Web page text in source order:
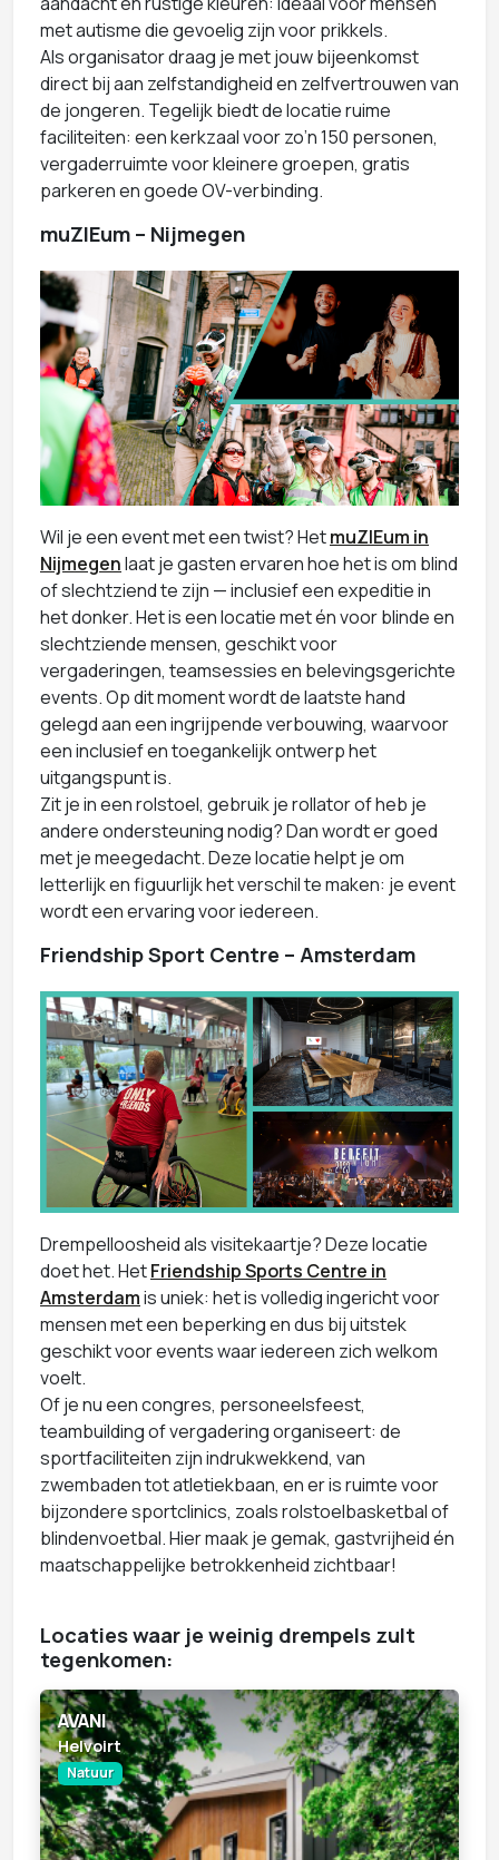
met autisme die gevoelig zijn voor prikkels.
Als organisator draag je met jouw bijeenkomst
direct bij aan zelfstandigheid en zelfvertrouwen van
de jongeren. Tegelijk biedt de locatie ruime
faciliteiten: een kerkzaal voor zo’n 150 personen,
vergaderruimte voor kleinere groepen, gratis
parkeren en goede OV-verbinding.
muZIEum – Nijmegen
Wil je een event met een twist? HetmuZIEum in
Nijmegenlaat je gasten ervaren hoe het is om blind
of slechtziend te zijn — inclusief een expeditie in
het donker. Het is een locatie met én voor blinde en
slechtziende mensen, geschikt voor
vergaderingen, teamsessies en belevingsgerichte
events. Op dit moment wordt de laatste hand
gelegd aan een ingrijpende verbouwing, waarvoor
een inclusief en toegankelijk ontwerp het
uitgangspunt is.
Zit je in een rolstoel, gebruik je rollator of heb je
andere ondersteuning nodig? Dan wordt er goed
met je meegedacht. Deze locatie helpt je om
letterlijk en figuurlijk het verschil te maken: je event
wordt een ervaring voor iedereen.
Friendship Sport Centre – Amsterdam
Drempelloosheid als visitekaartje? Deze locatie
doet het. HetFriendship Sports Centre in
Amsterdamis uniek: het is volledig ingericht voor
mensen met een beperking en dus bij uitstek
geschikt voor events waar iedereen zich welkom
voelt.
Of je nu een congres, personeelsfeest,
teambuilding of vergadering organiseert: de
sportfaciliteiten zijn indrukwekkend, van
zwembaden tot atletiekbaan, en er is ruimte voor
bijzondere sportclinics, zoals rolstoelbasketbal of
blindenvoetbal. Hier maak je gemak, gastvrijheid én
maatschappelijke betrokkenheid zichtbaar!
Locaties waar je weinig drempels zult
tegenkomen:
AVANI
Helvoirt
Natuur